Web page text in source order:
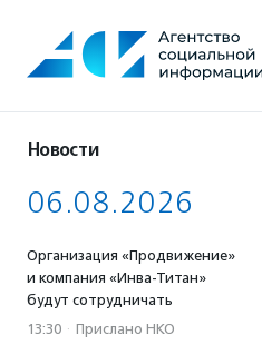
содержанию
Новости
06.08.2026
Организация «Продвижение»
и компания «Инва-Титан»
будут сотрудничать
13:30 · Прислано НКО